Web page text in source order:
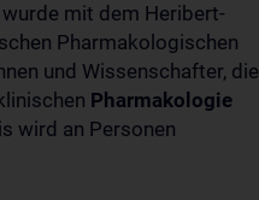
mit dem Heribert-
Pharmakologischen
und Wissenschafter, die
Pharmakologie
wird an Personen